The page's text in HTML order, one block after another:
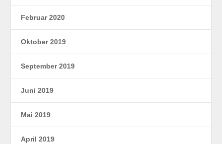
Februar 2020
Oktober 2019
September 2019
Juni 2019
Mai 2019
April 2019